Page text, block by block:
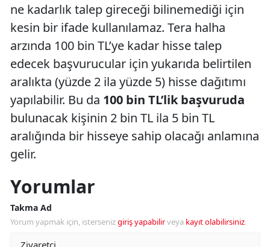
ne kadarlık talep gireceği bilinemediği için
kesin bir ifade kullanılamaz. Tera halha
arzında 100 bin TL’ye kadar hisse talep
edecek başvurucular için yukarıda belirtilen
aralıkta (yüzde 2 ila yüzde 5) hisse dağıtımı
yapılabilir. Bu da 100 bin TL’lik başvuruda
bulunacak kişinin 2 bin TL ila 5 bin TL
aralığında bir hisseye sahip olacağı anlamına
gelir.
Yorumlar
Takma Ad
Yorum yapmak için, istersenizgiriş yapabilirveya kayıt olabilirsiniz.